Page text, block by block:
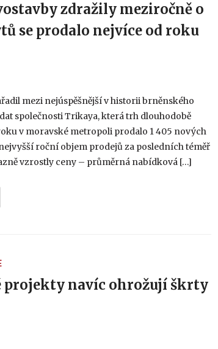
zdražily meziročně o
se prodalo nejvíce od roku
mezi nejúspěšnější v historii brněnského
společnosti Trikaya, která trh dlouhodobě
v moravské metropoli prodalo 1 405 nových
roční objem prodejů za posledních téměř
vzrostly ceny – průměrná nabídková […]
projekty navíc ohrožují škrty